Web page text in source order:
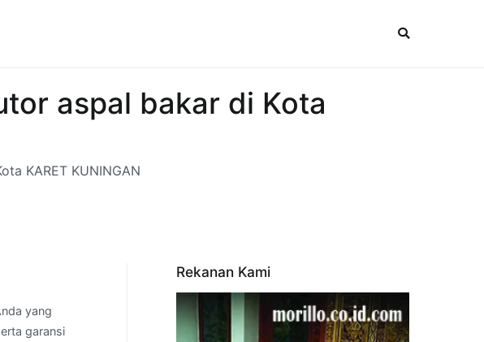
aspal bakar di Kota
KARET KUNINGAN
yang
garansi
Rekanan Kami